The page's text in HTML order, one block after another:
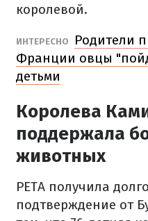
королевой.
ИНТЕРЕСНО
Родители
Франции овцы
детьми
Королева
поддержала
животных
PETA получила
подтверждение от